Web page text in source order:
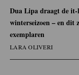
Dua Lipa draagt de it-
winterseizoen – en dit
exemplaren
LARA OLIVERI